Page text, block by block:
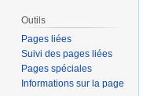
Outils
Pages liées
Suivi des pages liées
Pages spéciales
Informations sur la page